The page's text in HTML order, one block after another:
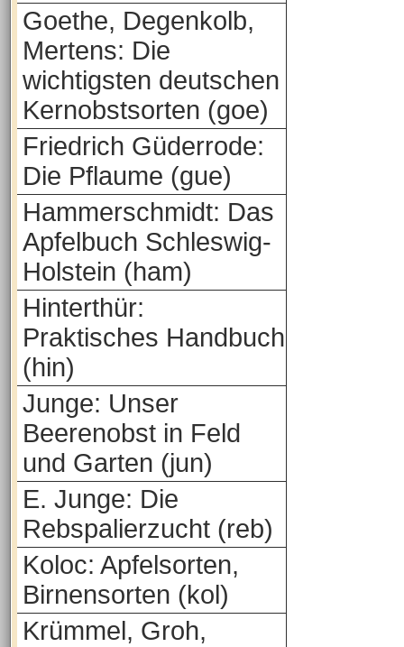
Goethe, Degenkolb,
Mertens: Die
wichtigsten deutschen
Kernobstsorten (goe)
Friedrich Güderrode:
Die Pflaume (gue)
Hammerschmidt: Das
Apfelbuch Schleswig-
Holstein (ham)
Hinterthür:
Praktisches Handbuch
(hin)
Junge: Unser
Beerenobst in Feld
und Garten (jun)
E. Junge: Die
Rebspalierzucht (reb)
Koloc: Apfelsorten,
Birnensorten (kol)
Krümmel, Groh,